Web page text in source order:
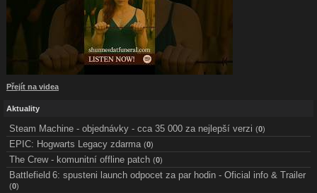
Přejít na videa
Aktuality
Steam Machine - objednávky - cca 35 000 za nejlepší verzi (0)
EPIC: Hogwarts Legacy zdarma (0)
The Crew - komunitní offline patch (0)
Battlefield 6: spusteni launch odpocet za par hodin - Oficial info & Trailer
(0)